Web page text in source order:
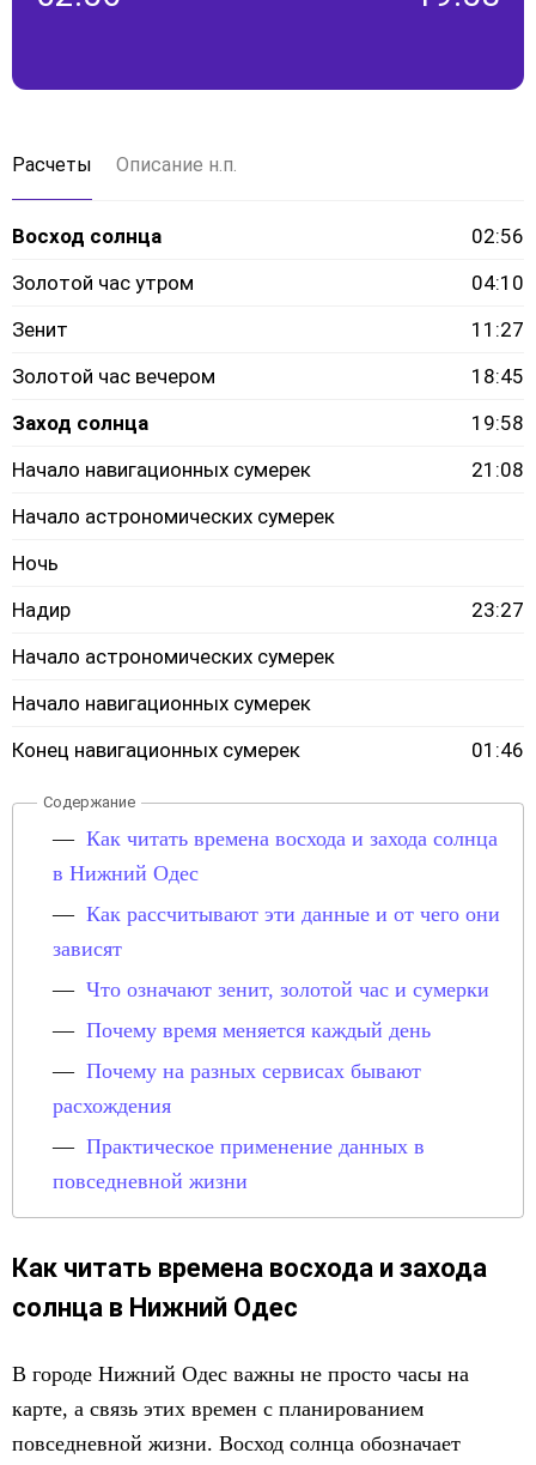
Расчеты Описание н.п.
Восход солнца
02:56
Золотой час утром
04:10
Зенит
11:27
Золотой час вечером
18:45
Заход солнца
19:58
Начало навигационных сумерек
21:08
Начало астрономических сумерек
Ночь
Надир
23:27
Начало астрономических сумерек
Начало навигационных сумерек
Конец навигационных сумерек
01:46
Как читать времена восхода и захода солнца
в Нижний Одес
Как рассчитывают эти данные и от чего они
зависят
Что означают зенит, золотой час и сумерки
Почему время меняется каждый день
Почему на разных сервисах бывают
расхождения
Практическое применение данных в
повседневной жизни
Как читать времена восхода и захода
солнца в Нижний Одес
В городе Нижний Одес важны не просто часы на
карте, а связь этих времен с планированием
повседневной жизни. Восход солнца обозначает